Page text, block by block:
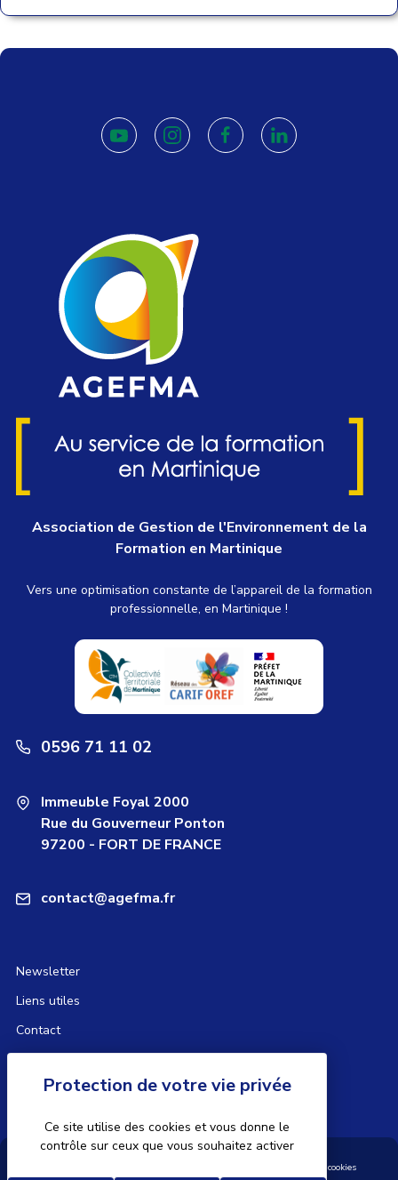
youtube instagramfacebooklinkedin
Association de Gestion de l'Environnement de la
Formation en Martinique
Vers une optimisation constante de l’appareil de la formation
professionnelle, en Martinique !
0596 71 11 02
Immeuble Foyal 2000
Rue du Gouverneur Ponton
97200 - FORT DE FRANCE
contact@agefma.fr
Newsletter
Liens utiles
Contact
Glossaire
Gestion des cookies
Ce site utilise des cookies et vous donne le
contrôle sur ceux que vous souhaitez activer